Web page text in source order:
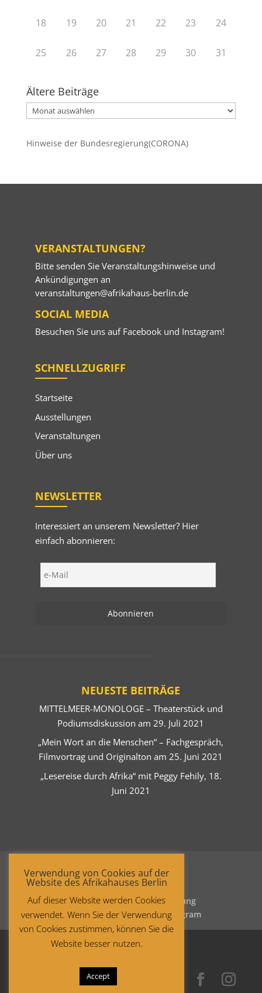
18 19 20 21 22 23 24
25 26 27 28 29 30 31
Ältere Beiträge
Ältere
Beiträge
Hinweise der Bundesregierung(CORONA)
VERANSTALTUNGEN?
Bitte senden Sie Veranstaltungshinweise und
Ankündigungen an
veranstaltungen@afrikahaus-berlin.de
SOCIAL MEDIA
Besuchen Sie uns auf Facebookund Instagram!
SCHNELLZUGRIFF
Startseite
Ausstellungen
Veranstaltungen
Über uns
NEWSLETTER
Interessiert an unserem Newsletter? Hier
einfach abonnieren:
NEUESTE BEITRÄGE
MITTELMEER-MONOLOGE – Theaterstück und
Podiumsdiskussion am 29. Juli 2021
„Mein Wort an die Menschen“ – Fachgespräch,
Filmvortrag und Originalton am 25. Juni 2021
„Lesereise durch Afrika“ mit Peggy Fehily, 18.
Juni 2021
Startseite
Datenschutzerklärung
Impressum
Facebook Instagram
Copyright © 2021 Afrika-Haus Berlin.
Verwendung von Cookies auf der
Website des Afrikahauses Berlin
Auf dieser Website werden Cookies
verwendet. Wenn Sie der Verwendung
von Cookies zustimmen, können Sie die
Website besser nutzen.
Accept